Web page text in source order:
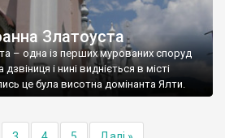
Златоуста
– одна із перших мурованих споруд
і нині видніється в місті
це була висотна домінанта Ялти.